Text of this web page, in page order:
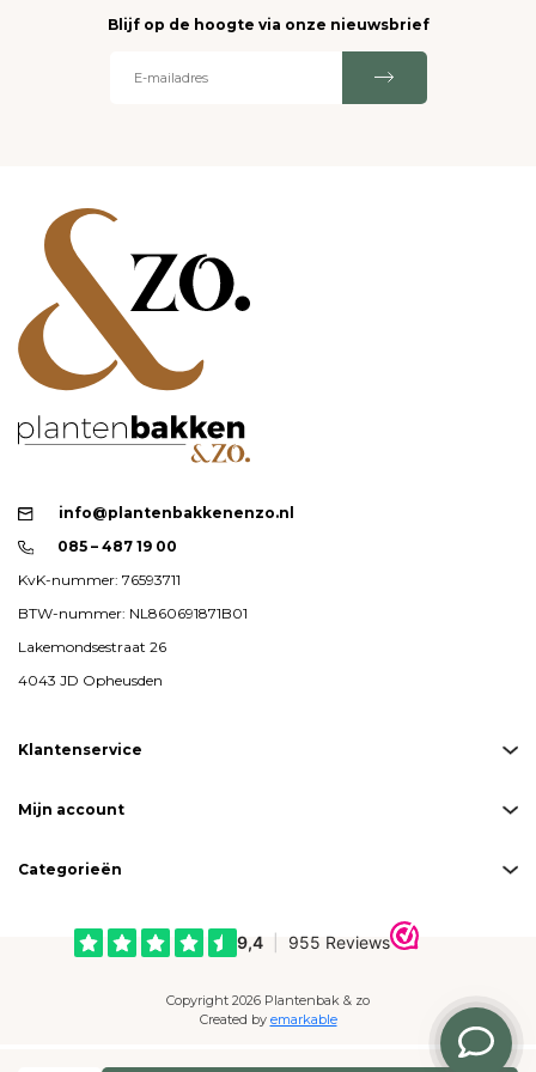
Blijf op de hoogte via onze nieuwsbrief
info@plantenbakkenenzo.nl
085 – 487 19 00
KvK-nummer: 76593711
BTW-nummer: NL860691871B01
Lakemondsestraat 26
4043 JD Opheusden
Klantenservice
Mijn account
Categorieën
Copyright 2026 Plantenbak & zo
Created by emarkable